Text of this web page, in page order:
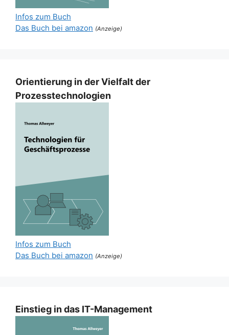
Infos zum Buch
Das Buch bei amazon (Anzeige)
Orientierung in der Vielfalt der
Prozesstechnologien
Infos zum Buch
Das Buch bei amazon (Anzeige)
Einstieg in das IT-Management